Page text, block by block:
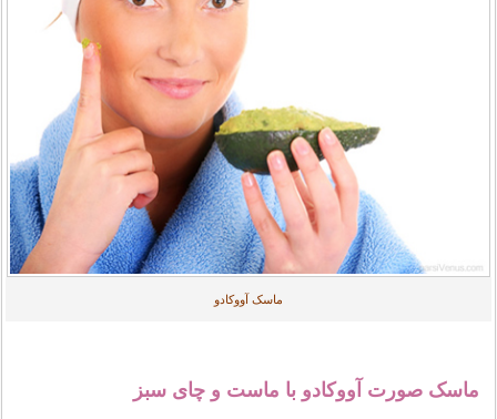
ماسک آووکادو
ماسک صورت آووکادو با ماست و چای سبز